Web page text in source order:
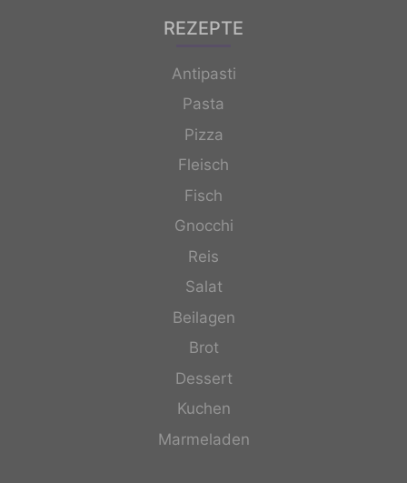
REZEPTE
Antipasti
Pasta
Pizza
Fleisch
Fisch
Gnocchi
Reis
Salat
Beilagen
Brot
Dessert
Kuchen
Marmeladen